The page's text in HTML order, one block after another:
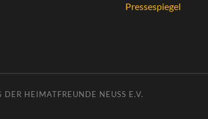
Pressespiegel
DER HEIMATFREUNDE NEUSS E.V.